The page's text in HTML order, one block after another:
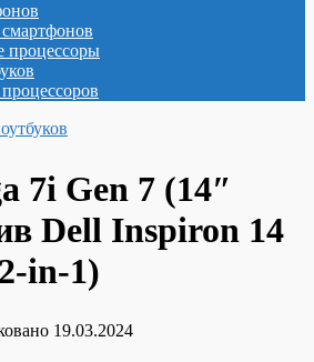
7i Gen 7 (14″
Dell Inspiron 14
in-1)
19.03.2024